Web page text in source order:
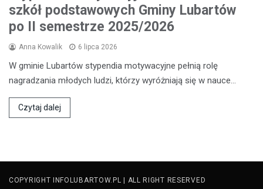
szkół podstawowych Gminy Lubartów
po II semestrze 2025/2026
Anna Kowalik 6 lipca 2026
W gminie Lubartów stypendia motywacyjne pełnią rolę
nagradzania młodych ludzi, którzy wyróżniają się w nauce…
Czytaj dalej
COPYRIGHT INFOLUBARTOW.PL | ALL RIGHT RESERVED